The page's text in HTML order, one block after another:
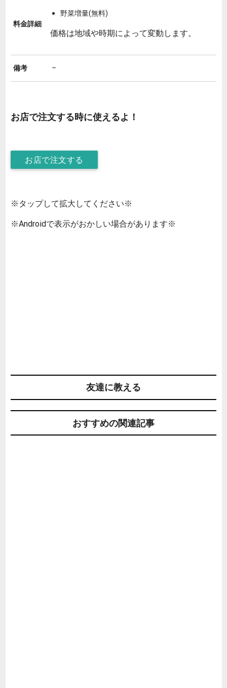
料金詳細
野菜増量(無料)
価格は地域や時期によって変動します。
備考 –
お店で注文する時に使えるよ！
お店で注文する
※タップして拡大してください※
※Androidで表示がおかしい場合があります※
友達に教える
おすすめの関連記事